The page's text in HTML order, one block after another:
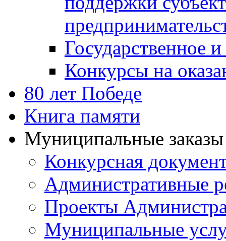
Государственное
Конкурсы на
80 лет Победе
Книга памяти
Муниципальные
Конкурсная
Административные
Проекты
Муниципальные